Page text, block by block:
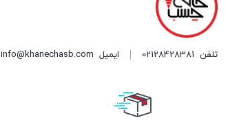
تلفن 02128428381 ایمیل info@khanechasb.com